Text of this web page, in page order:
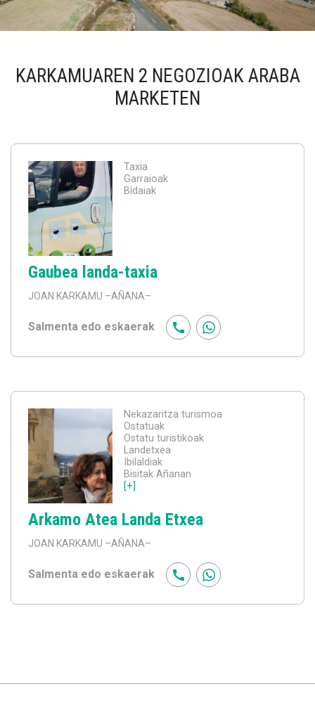
KARKAMUAREN 2 NEGOZIOAK ARABA
MARKETEN
Taxia
Garraioak
Bidaiak
Gaubea landa-taxia
JOAN KARKAMU –AÑANA–
Salmenta edo eskaerak
Nekazaritza turismoa
Ostatuak
Ostatu turistikoak
Landetxea
Ibilaldiak
Bisitak Añanan
[+]
Arkamo Atea Landa Etxea
JOAN KARKAMU –AÑANA–
Salmenta edo eskaerak